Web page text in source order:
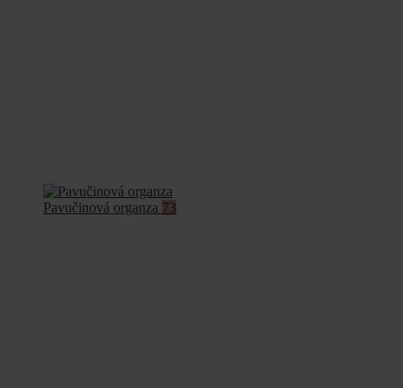
Pavučinová organza 73